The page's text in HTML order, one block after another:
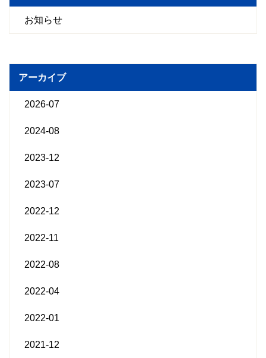
お知らせ
アーカイブ
2026-07
2024-08
2023-12
2023-07
2022-12
2022-11
2022-08
2022-04
2022-01
2021-12